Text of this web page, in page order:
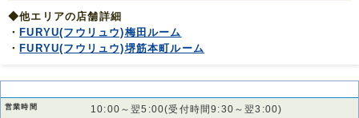
◆他エリアの店舗詳細
・ FURYU(フウリュウ)梅田ルーム
・ FURYU(フウリュウ)堺筋本町ルーム
営業時間 10:00～翌5:00(受付時間9:30～翌3:00)